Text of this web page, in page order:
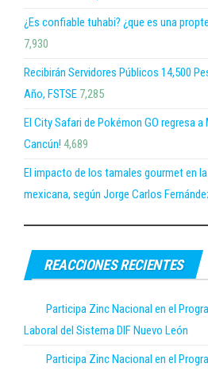
¿Es confiable tuhabi? ¿que es una
7,930
Recibirán Servidores Públicos 14,500
Año, FSTSE 7,285
El City Safari de Pokémon GO regresa a
Cancún! 4,689
El impacto de los tamales gourmet en
mexicana, según Jorge Carlos
REACCIONES RECIENTES
Participa Zinc Nacional en el
Laboral del Sistema DIF Nuevo León
Participa Zinc Nacional en el